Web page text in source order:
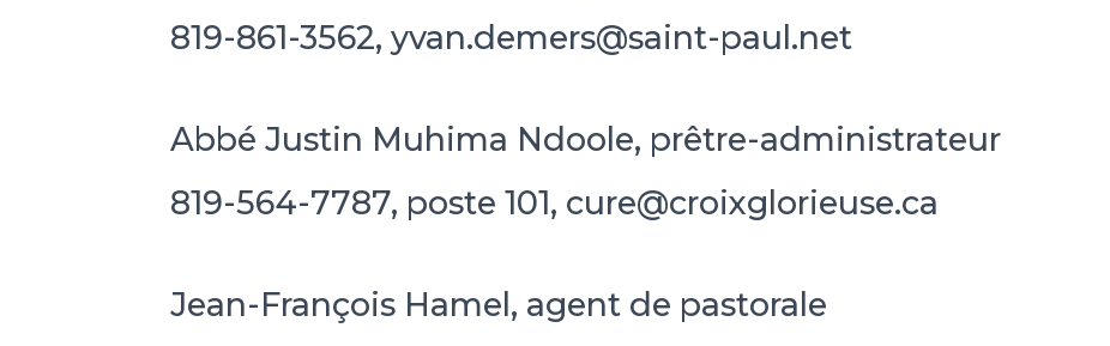
819-861-3562, yvan.demers@saint-paul.net
Abbé Justin Muhima Ndoole, prêtre-administrateur
819-564-7787, poste 101, cure@croixglorieuse.ca
Jean-François Hamel, agent de pastorale